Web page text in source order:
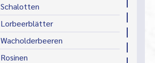
Schalotten
Lorbeerblätter
Wacholderbeeren
Rosinen